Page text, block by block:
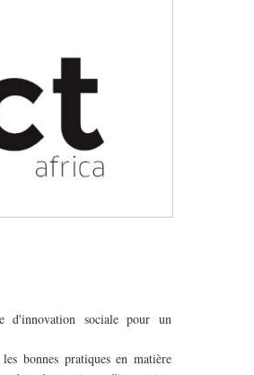
d'innovation sociale pour un
bonnes pratiques en matière